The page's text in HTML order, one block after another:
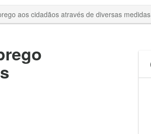
aos cidadãos através de diversas medidas